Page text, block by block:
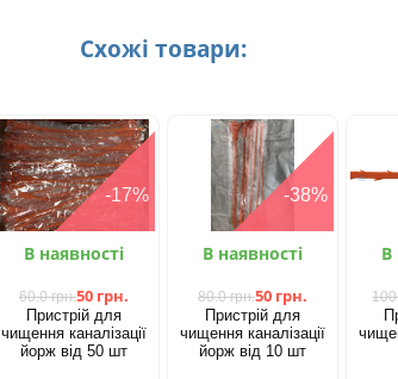
Схожі товари:
-17%
В наявності
60.0 грн.50 грн.
Пристрій для
чищення каналізації
йорж від 50 шт​
-38%
В наявності
80.0 грн.50 грн.
Пристрій для
чищення каналізації
йорж від 10 шт
В